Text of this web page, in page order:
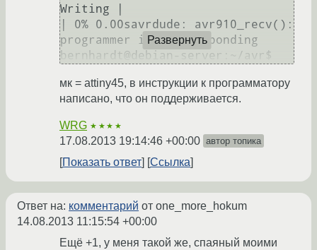
Writing |
| 0% 0.00savrdude: avr910_recv():
programmer is not responding
Развернуть
мк = attiny45, в инструкции к программатору
написано, что он поддерживается.
WRG ★★★★
17.08.2013 19:14:46 +00:00 автор топика
Показать ответ Ссылка
Ответ на: комментарий от one_more_hokum
14.08.2013 11:15:54 +00:00
Ещё +1, у меня такой же, спаяный моими